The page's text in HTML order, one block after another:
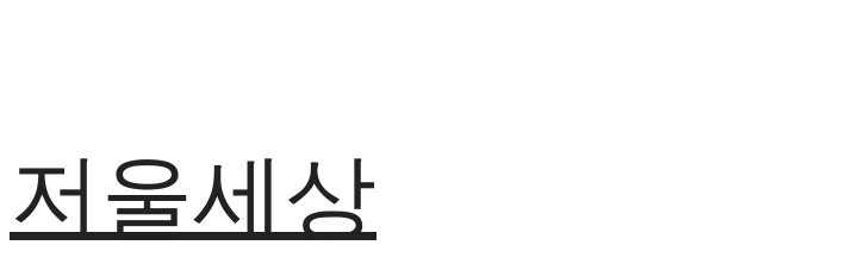
저울세상